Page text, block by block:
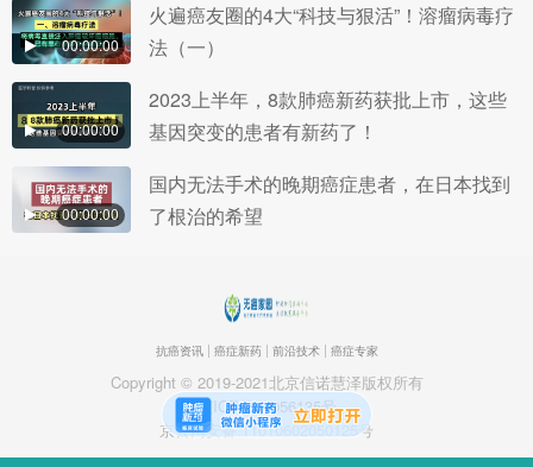
00:00:00
火遍癌友圈的4大“科技与狠活”！溶瘤病毒疗
法（一）
00:00:00
2023上半年，8款肺癌新药获批上市，这些
基因突变的患者有新药了！
00:00:00
国内无法手术的晚期癌症患者，在日本找到
了根治的希望
抗癌资讯 癌症新药 前沿技术 癌症专家
Copyright © 2019-2021北京信诺慧泽版权所有
京ICP备19056135号
京公网安备 11010602050125号